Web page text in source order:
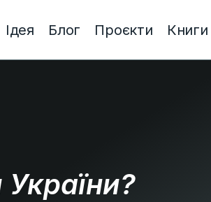
Ідея Блог Проєкти Книги
України?